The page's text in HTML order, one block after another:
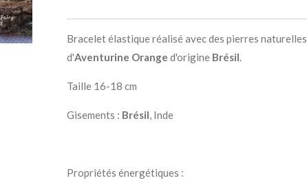
Bracelet élastique réalisé avec des pierres naturelles
d'Aventurine Orange d'origine Brésil.
Taille 16-18 cm
Gisements : Brésil, Inde
Propriétés énergétiques :